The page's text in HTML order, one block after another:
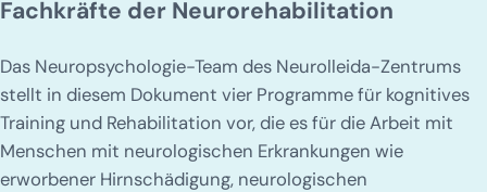
Fachkräfte der Neurorehabilitation
Das Neuropsychologie-Team des Neurolleida-Zentrums
stellt in diesem Dokument vier Programme für kognitives
Training und Rehabilitation vor, die es für die Arbeit mit
Menschen mit neurologischen Erkrankungen wie
erworbener Hirnschädigung, neurologischen